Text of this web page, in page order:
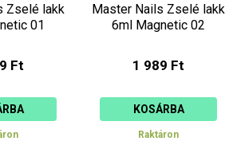
Zselé lakk
01
Ft
Master Nails Zselé lakk
6ml Magnetic 02
1 989 Ft
KOSÁRBA
Raktáron